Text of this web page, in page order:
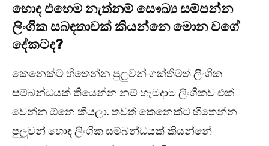
හොඳ එහෙම නැත්නම් සෞඛ්‍ය සම්පන්න
ලිංගික සබඳතාවක් කියන්නෙ මොන වගේ
දේකටද?
කෙනෙක්ට හිතෙන්න පුලුවන් ශක්තිමත් ලිංගික
සම්බන්ධයක් තියෙන්න නම් හැමදාම ලිංගිකව එක්
වෙන්න ඕනෙ කියලා. තවත් කෙනෙක්ට හිතෙන්න
පුලුවන් හොඳ ලිංගික සම්බන්ධයක් කියන්නේ